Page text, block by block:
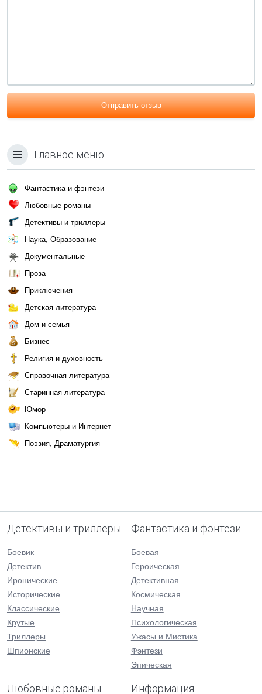
Отправить отзыв
Главное меню
Фантастика и фэнтези
Любовные романы
Детективы и триллеры
Наука, Образование
Документальные
Проза
Приключения
Детская литература
Дом и семья
Бизнес
Религия и духовность
Справочная литература
Старинная литература
Юмор
Компьютеры и Интернет
Поэзия, Драматургия
Детективы и триллеры
Боевик
Детектив
Иронические
Исторические
Классические
Крутые
Триллеры
Шпионские
Фантастика и фэнтези
Боевая
Героическая
Детективная
Космическая
Научная
Психологическая
Ужасы и Мистика
Фэнтези
Эпическая
Любовные романы Информация